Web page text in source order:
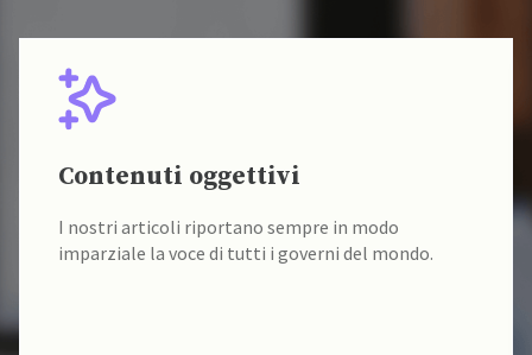
Contenuti oggettivi
I nostri articoli riportano sempre in modo
imparziale la voce di tutti i governi del mondo.